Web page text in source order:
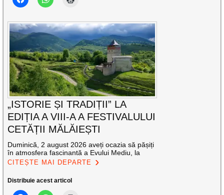
„ISTORIE ȘI TRADIȚII” LA
EDIȚIA A VIII-A A FESTIVALULUI
CETĂȚII MĂLĂIEȘTI
Duminică, 2 august 2026 aveți ocazia să pășiți
în atmosfera fascinantă a Evului Mediu, la
CITEȘTE MAI DEPARTE
Distribuie acest articol